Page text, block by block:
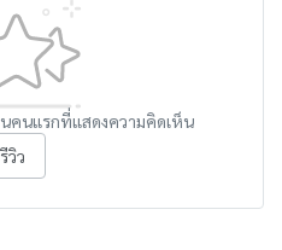
คนแรกที่แสดงความคิดเห็น
รีวิว